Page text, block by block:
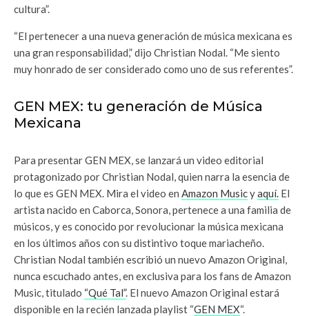
cultura”.
“El pertenecer a una nueva generación de música mexicana es
una gran responsabilidad,” dijo Christian Nodal. “Me siento
muy honrado de ser considerado como uno de sus referentes”.
GEN MEX: tu generación de Música
Mexicana
Para presentar GEN MEX, se lanzará un video editorial
protagonizado por Christian Nodal, quien narra la esencia de
lo que es GEN MEX. Mira el video en Amazon Musicyaquí. El
artista nacido en Caborca, Sonora, pertenece a una familia de
músicos, y es conocido por revolucionar la música mexicana
en los últimos años con su distintivo toque mariacheño.
Christian Nodal también escribió un nuevo Amazon Original,
nunca escuchado antes, en exclusiva para los fans de Amazon
Music, titulado “Qué Tal”. El nuevo Amazon Original estará
disponible en la recién lanzada playlist “GEN MEX“.